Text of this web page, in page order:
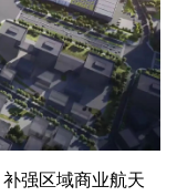
强区域商业航天